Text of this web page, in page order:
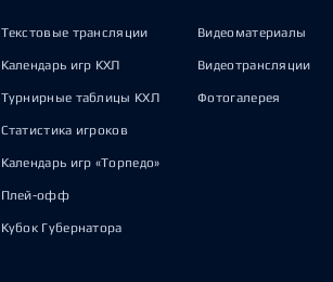
Текстовые трансляции
Календарь игр КХЛ
Турнирные таблицы КХЛ
Статистика игроков
Календарь игр «Торпедо»
Плей-офф
Кубок Губернатора
Видеоматериалы
Видеотрансляции
Фотогалерея